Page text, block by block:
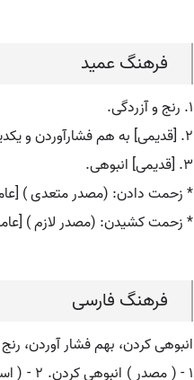
فرهنگ عمید
۱. رنج و آزردگی.
۲. [قدیمی] به هم فشارآوردن و یکدیگر را در فشار گذاشتن، انبوهی کردن، زحام.
۳. [قدیمی] انبوهی.
* زحمت دادن: (مصدر متعدی )
* زحمت کشیدن: (مصدر لازم )
فرهنگ فارسی
انبوهی کردن، بهم فشار آوردن،